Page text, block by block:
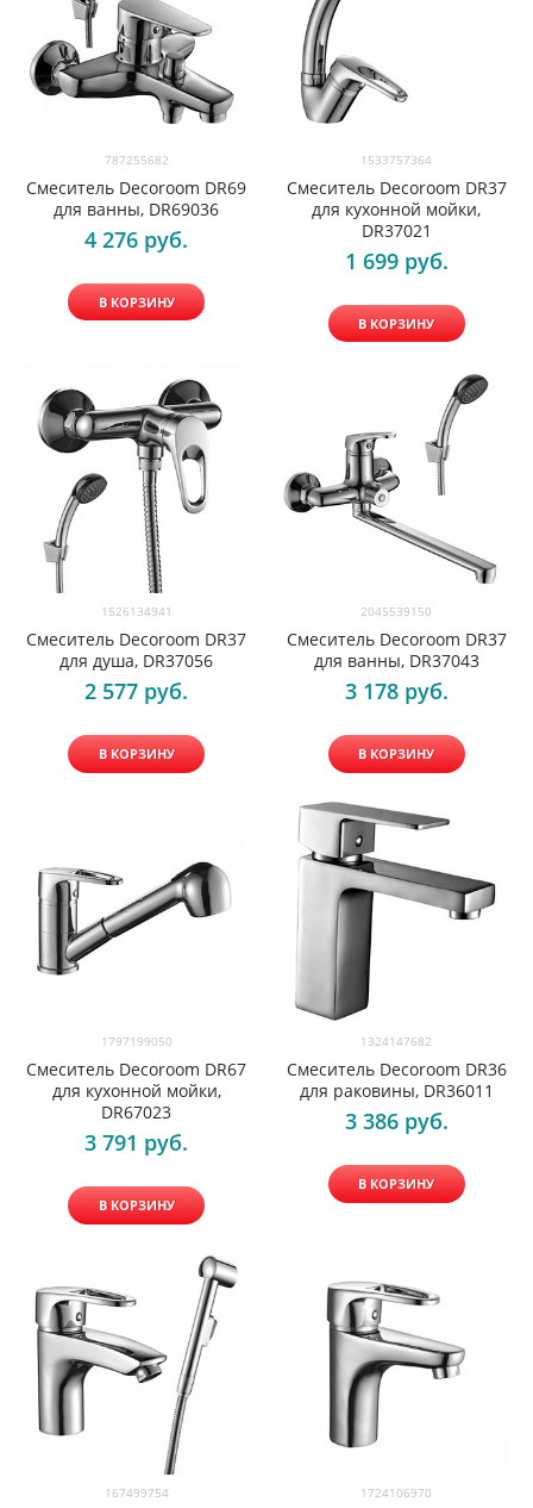
787255682
Смеситель Decoroom DR69
для ванны, DR69036
4 276 руб.
В КОРЗИНУ
1533757364
Смеситель Decoroom DR37
для кухонной мойки,
DR37021
1 699 руб.
В КОРЗИНУ
1526134941
Смеситель Decoroom DR37
для душа, DR37056
2 577 руб.
В КОРЗИНУ
2045539150
Смеситель Decoroom DR37
для ванны, DR37043
3 178 руб.
В КОРЗИНУ
1797199050
Смеситель Decoroom DR67
для кухонной мойки,
DR67023
3 791 руб.
В КОРЗИНУ
1324147682
Смеситель Decoroom DR36
для раковины, DR36011
3 386 руб.
В КОРЗИНУ
167499754 1724106970